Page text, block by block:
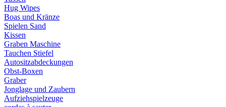
Hug Wipes
Boas und Kränze
Spielen Sand
Kissen
Graben Maschine
Tauchen Stiefel
Autositzabdeckungen
Obst-Boxen
Graber
Jonglage und Zaubern
Aufziehspielzeuge